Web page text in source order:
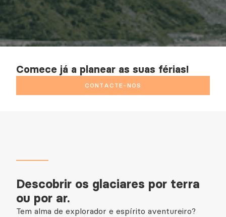
Comece já a planear as suas férias!
CONTACTE-NOS
Descobrir os glaciares por terra
ou por ar.
Tem alma de explorador e espírito aventureiro?